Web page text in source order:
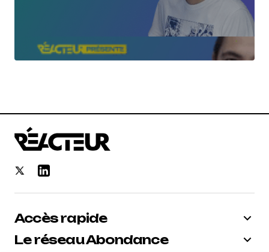
Accès rapide
Le réseau Abondance